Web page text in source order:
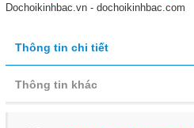
Dochoikinhbac.vn - dochoikinhbac.com
Thông tin chi tiết
Thông tin khác